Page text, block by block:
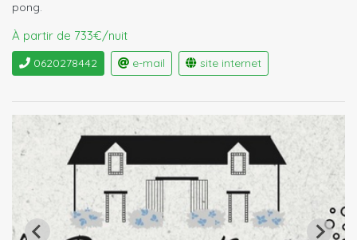
pong.
À partir de 733€/nuit
0620278442 e-mail site internet